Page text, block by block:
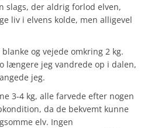
slags, der aldrig forlod elven,
liv i elvens kolde, men alligevel
og vejede omkring 2 kg.
længere jeg vandrede op i dalen,
jeg.
3-4 kg, alle farvede efter nogen
da de bekvemt kunne
elv. Ingen